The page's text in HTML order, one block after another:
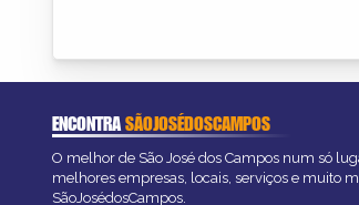
ENCONTRASÃOJOSÉDOSCAMPOS
O melhor de São José dos Campos num só
melhores empresas, locais, serviços e muito
SãoJosédosCampos.